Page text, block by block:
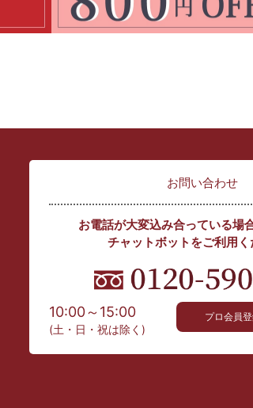
お問い合わせ
お電話が大変込み合っている場
チャットボットをご利用く
10:00～15:00
(土・日・祝は除く)
プロ会員